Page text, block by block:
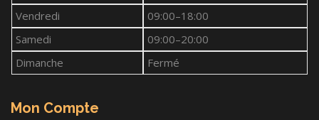
Vendredi
09:00–18:00
Samedi
09:00–20:00
Dimanche
Fermé
Mon Compte